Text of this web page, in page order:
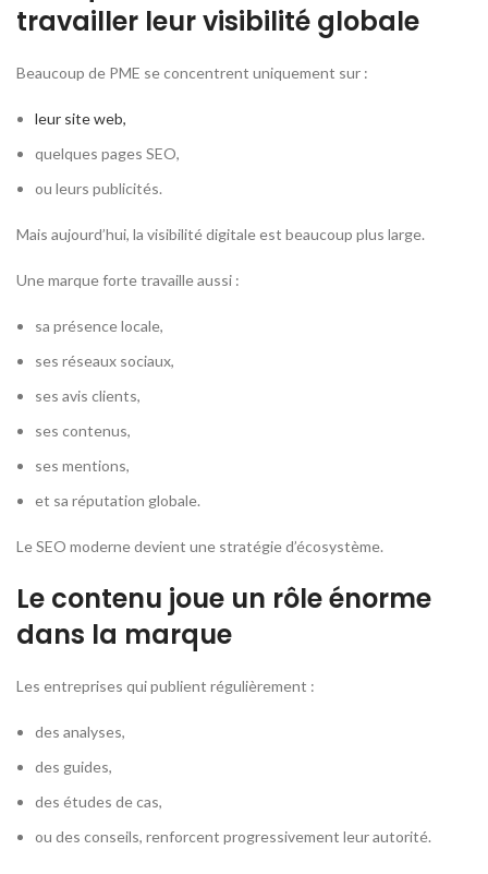
travailler leur visibilité globale
Beaucoup de PME se concentrent uniquement sur :
leur site web,
quelques pages SEO,
ou leurs publicités.
Mais aujourd’hui, la visibilité digitale est beaucoup plus large.
Une marque forte travaille aussi :
sa présence locale,
ses réseaux sociaux,
ses avis clients,
ses contenus,
ses mentions,
et sa réputation globale.
Le SEO moderne devient une stratégie d’écosystème.
Le contenu joue un rôle énorme
dans la marque
Les entreprises qui publient régulièrement :
des analyses,
des guides,
des études de cas,
ou des conseils, renforcent progressivement leur autorité.